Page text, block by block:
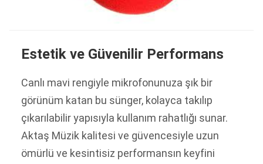
Estetik ve Güvenilir Performans
Canlı mavi rengiyle mikrofonunuza şık bir
görünüm katan bu sünger, kolayca takılıp
çıkarılabilir yapısıyla kullanım rahatlığı sunar.
Aktaş Müzik kalitesi ve güvencesiyle uzun
ömürlü ve kesintisiz performansın keyfini